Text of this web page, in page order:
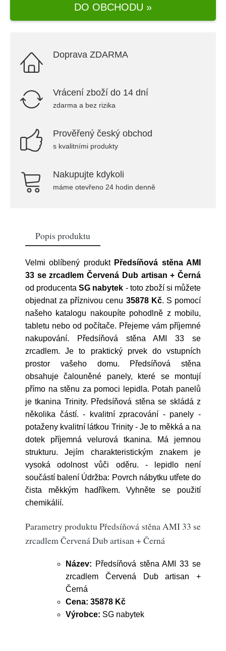
DO OBCHODU »
Doprava ZDARMA
Vrácení zboží do 14 dní
zdarma a bez rizika
Prověřený český obchod
s kvalitními produkty
Nakupujte kdykoli
máme otevřeno 24 hodin denně
Popis produktu
Velmi oblíbený produkt Předsíňová stěna AMI
33 se zrcadlem Červená Dub artisan + Černá
od producentaSG nabytek - toto zboží si můžete
objednat za příznivou cenu 35878 Kč. S pomocí
našeho katalogu nakoupíte pohodlně z mobilu,
tabletu nebo od počítače. Přejeme vám příjemné
nakupování. Předsíňová stěna AMI 33 se
zrcadlem. Je to praktický prvek do vstupních
prostor vašeho domu. Předsíňová stěna
obsahuje čalouněné panely, které se montují
přímo na stěnu za pomoci lepidla. Potah panelů
je tkanina Trinity. Předsíňová stěna se skládá z
několika částí. - kvalitní zpracování - panely -
potaženy kvalitní látkou Trinity - Je to měkká a na
dotek příjemná velurová tkanina. Má jemnou
strukturu. Jejím charakteristickým znakem je
vysoká odolnost vůči oděru. - lepidlo není
součástí balení Údržba: Povrch nábytku utřete do
čista měkkým hadříkem. Vyhněte se použití
chemikálií.
Parametry produktu Předsíňová stěna AMI 33 se
zrcadlem Červená Dub artisan + Černá
Název: Předsíňová stěna AMI 33 se
zrcadlem Červená Dub artisan +
Černá
Cena: 35878 Kč
Výrobce: SG nabytek